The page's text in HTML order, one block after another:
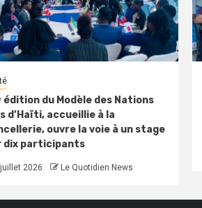
édition du Modèle des Nations
d’Haïti, accueillie à la
ouvre la voie à un stage
dix participants
2026 Le Quotidien News